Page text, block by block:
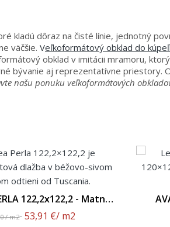
kladú dôraz na čisté línie, jednotný
väčšie. Veľkoformátový obklad do
obklad v imitácii mramoru,
bývanie aj reprezentatívne priestory.
našu ponuku veľkoformátových
122,2x122,2 - Matný
Povrch
/ m2 53,91 €/ m2